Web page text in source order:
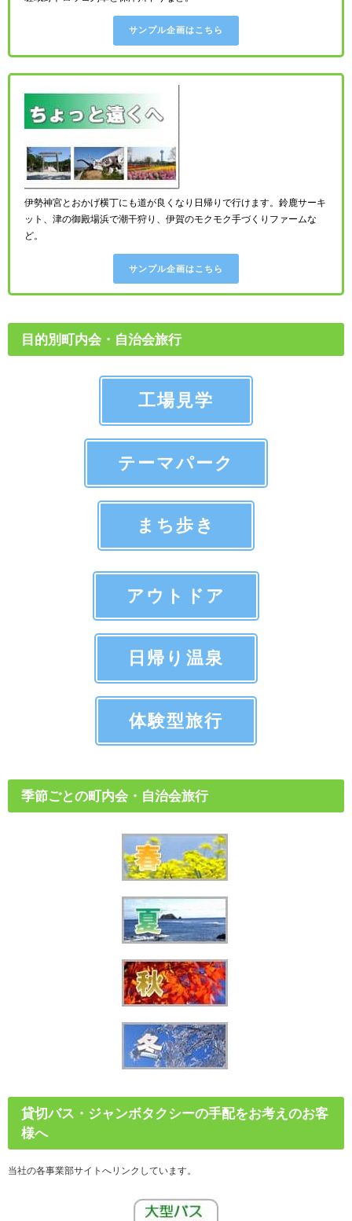
サンプル企画はこちら
伊勢神宮とおかげ横丁にも道が良くなり日帰りで行けます。鈴鹿サーキ
ット、津の御殿場浜で潮干狩り、伊賀のモクモク手づくりファームな
ど。
サンプル企画はこちら
目的別町内会・自治会旅行
工場見学
テーマパーク
まち歩き
アウトドア
日帰り温泉
体験型旅行
季節ごとの町内会・自治会旅行
貸切バス・ジャンボタクシーの手配をお考えのお客
様へ
当社の各事業部サイトへリンクしています。